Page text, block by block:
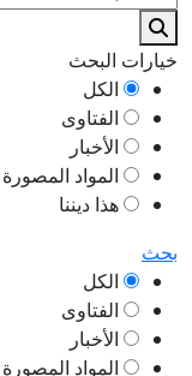
خيارات البحث
الكل
الفتاوى
الأخبار
المواد المصورة
هذا ديننا
بحث
الكل
الفتاوى
الأخبار
المواد المصورة